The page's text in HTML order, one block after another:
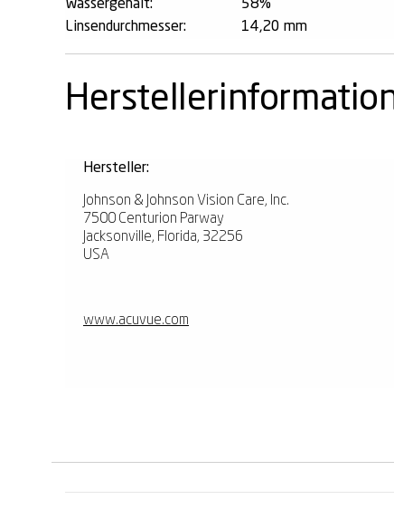
Wassergehalt:
58%
Linsendurchmesser:
14,20 mm
Hersteller:
Johnson & Johnson Vision Care, Inc.
7500 Centurion Parway
Jacksonville, Florida, 32256
USA
www.acuvue.com